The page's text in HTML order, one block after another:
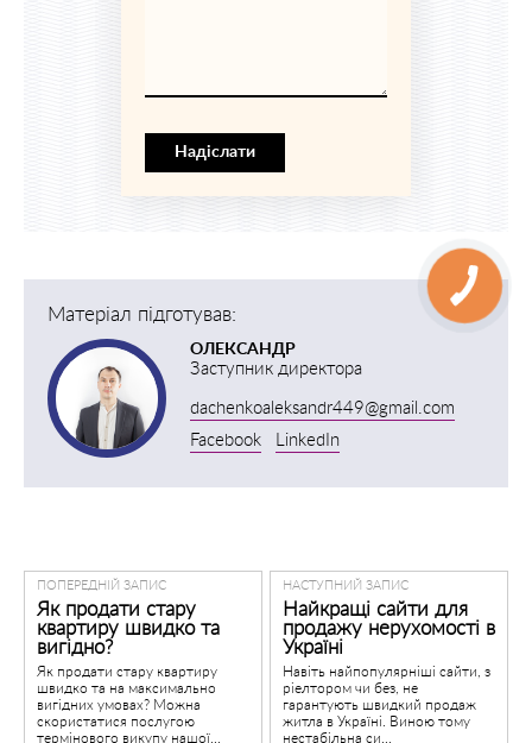
Надіслати
Матеріал підготував:
ОЛЕКСАНДР
Заступник директора
dachenkoaleksandr449@gmail.com
Facebook
LinkedIn
ПОПЕРЕДНІЙ ЗАПИС
Як продати стару
квартиру швидко та
вигідно?
Як продати стару квартиру
швидко та на максимально
вигідних умовах? Можна
скористатися послугою
термінового викупу нашої...
НАСТУПНИЙ ЗАПИС
Найкращі сайти для
продажу нерухомості в
Україні
Навіть найпопулярніші сайти, з
ріелтором чи без, не
гарантують швидкий продаж
житла в Україні. Виною тому
нестабільна си...